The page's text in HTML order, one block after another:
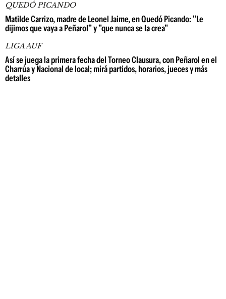
QUEDÓ PICANDO
Matilde Carrizo, madre de Leonel Jaime, en Quedó Picando: "Le
dijimos que vaya a Peñarol" y "que nunca se la crea"
LIGA AUF
Así se juega la primera fecha del Torneo Clausura, con Peñarol en el
Charrúa y Nacional de local; mirá partidos, horarios, jueces y más
detalles